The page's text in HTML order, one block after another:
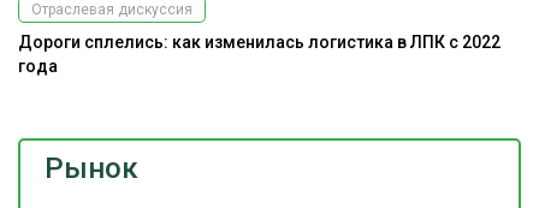
Рынок
Отраслевая дискуссия
Дороги сплелись: как изменилась логистика в ЛПК с 2022
года